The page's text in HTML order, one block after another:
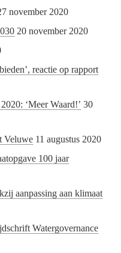
november 2020
20 november 2020
reactie op rapport
‘Meer Waard!’ 30
Veluwe 11 augustus 2020
100 jaar
aanpassing aan klimaat
Watergovernance